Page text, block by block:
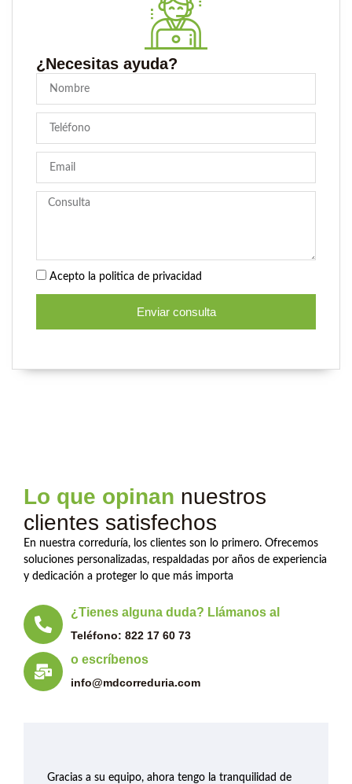
¿Necesitas ayuda?
Acepto la politica de privacidad
Enviar consulta
Lo que opinan nuestros
clientes satisfechos
En nuestra correduría, los clientes son lo primero. Ofrecemos
soluciones personalizadas, respaldadas por años de experiencia
y dedicación a proteger lo que más importa
¿Tienes alguna duda? Llámanos al
Teléfono: 822 17 60 73
o escríbenos
info@mdcorreduria.com
Gracias a su equipo, ahora tengo la tranquilidad de